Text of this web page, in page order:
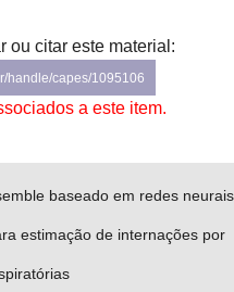
ou citar este material:
handle/capes/1095106
a este item.
baseado em redes neurais
estimação de internações por